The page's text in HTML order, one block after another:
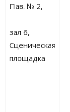
Пав. № 2,
зал 6,
Сценическая
площадка